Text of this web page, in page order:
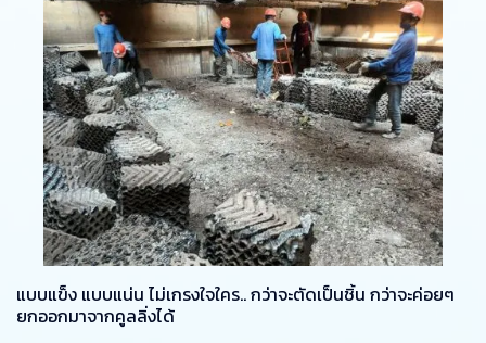
แบบแข็ง แบบแน่น ไม่เกรงใจใคร.. กว่าจะตัดเป็นชิ้น กว่าจะค่อยๆ
ยกออกมาจากคูลลิ่งได้